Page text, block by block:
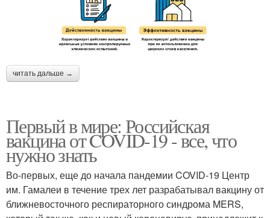
читать дальше →
Первый в мире: Российская
вакцина от COVID-19 - все, что
нужно знать
Во-первых, еще до начала пандемии COVID-19 Центр
им. Гамалеи в течение трех лет разрабатывал вакцину от
ближневосточного респираторного синдрома MERS,